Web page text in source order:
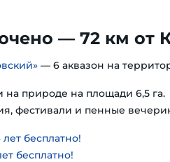
— 72 км от
— 6 аквазон на
на природе на площади 6,5 га.
фестивали и пенные
бесплатно!
бесплатно!